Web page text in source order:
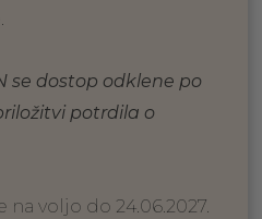
se dostop odklene po
potrdila o
voljo do 24.06.2027.